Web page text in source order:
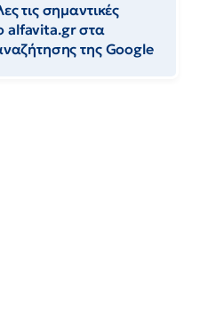
τις σημαντικές
alfavita.gr στα
της Google